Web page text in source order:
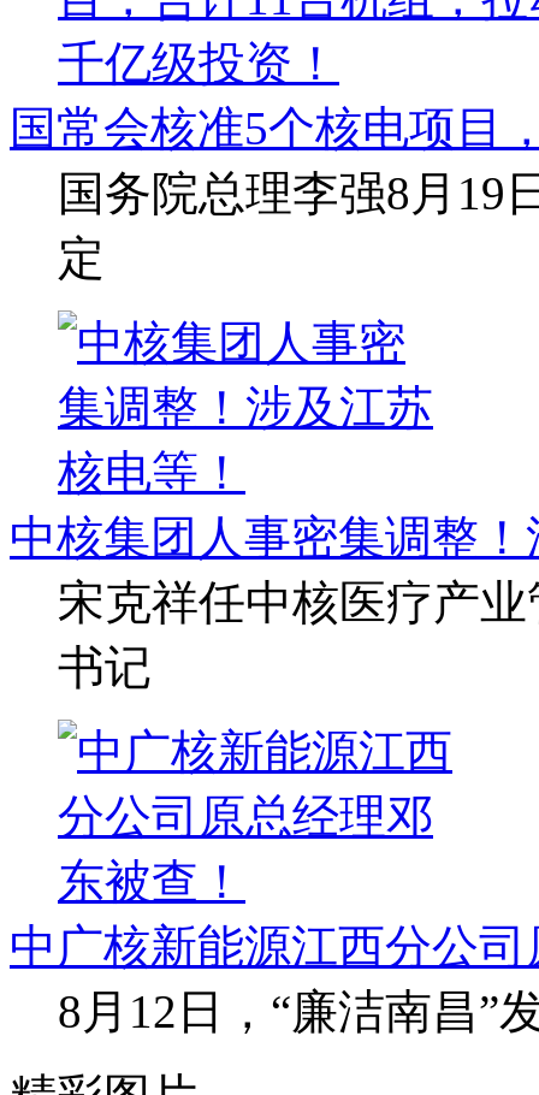
国常会核准5个核电项目
国务院总理李强8月19
定
中核集团人事密集调整
宋克祥任中核医疗产
书记
中广核新能源江西分公
8月12日，“廉洁南昌”